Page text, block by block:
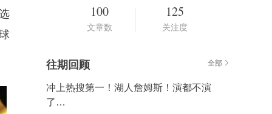
100
文章数
125
关注度
往期回顾 全部
冲上热搜第一！湖人詹姆斯！演都不演
了…